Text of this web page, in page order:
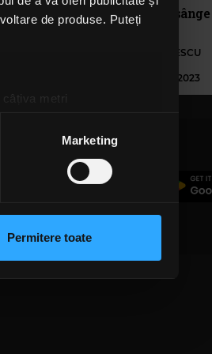
de produse. Puteți
metri
la
secțiunea cu detalii
cu privire la modul în
urma folosirii serviciilor
Marketing
Permitere toate
Alternosfera are sânge
rocker
IRINA-MARIA MARINESCU
VINERI, 20 IANUARIE 2023